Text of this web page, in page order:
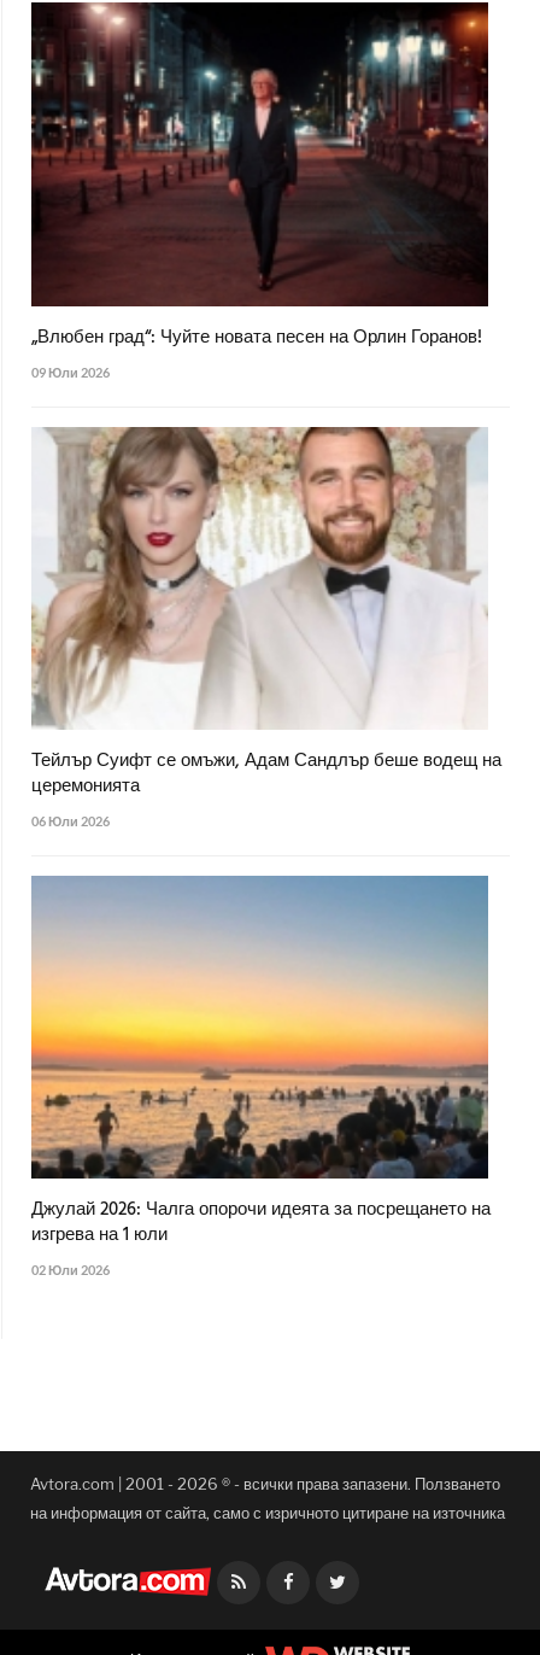
„Влюбен град“: Чуйте новата песен на Орлин Горанов!
09 Юли 2026
Тейлър Суифт се омъжи, Адам Сандлър беше водещ на
церемонията
06 Юли 2026
Джулай 2026: Чалга опорочи идеята за посрещането на
изгрева на 1 юли
02 Юли 2026
Avtora.com | 2001 - 2026 ® - всички права запазени. Ползването
на информация от сайта, само с изричното цитиране на източника
Facebook